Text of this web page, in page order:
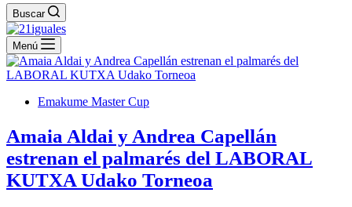
Buscar
Menú
Emakume Master Cup
Amaia Aldai y Andrea Capellán
estrenan el palmarés del LABORAL
KUTXA Udako Torneoa